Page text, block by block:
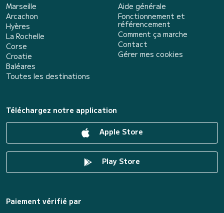
Marseille
Arcachon
Hyères
La Rochelle
Corse
Croatie
Baléares
Toutes les destinations
Aide générale
Fonctionnement et
référencement
Comment ça marche
Contact
Gérer mes cookies
Téléchargez notre application
Apple Store
Play Store
Paiement vérifié par